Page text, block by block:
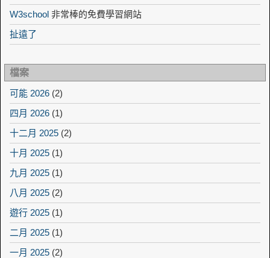
W3school 非常棒的免費學習網站
扯遠了
檔案
可能 2026 (2)
四月 2026 (1)
十二月 2025 (2)
十月 2025 (1)
九月 2025 (1)
八月 2025 (2)
遊行 2025 (1)
二月 2025 (1)
一月 2025 (2)